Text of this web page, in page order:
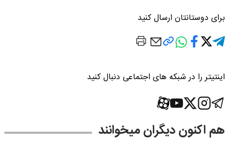
برای دوستانتان ارسال کنید
اینتیتر را در شبکه های اجتماعی دنبال کنید
هم اکنون دیگران میخوانند